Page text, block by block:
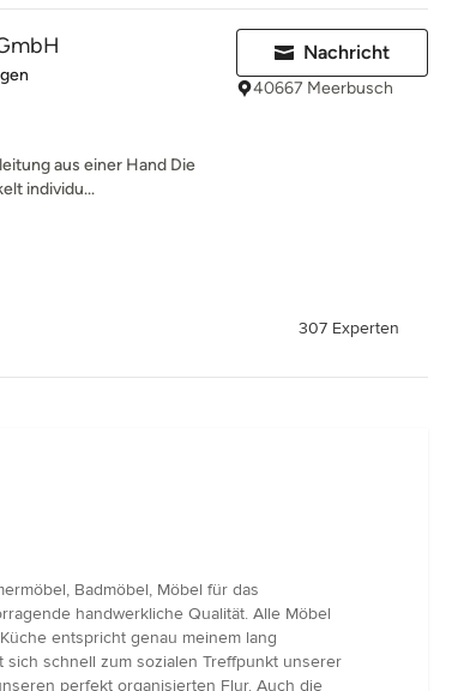
von 5 Sternen
aus einer Hand Die
individu...
Nachricht
40667 Meerbusch
307 Experten
Badmöbel, Möbel für das
handwerkliche Qualität. Alle Möbel
entspricht genau meinem lang
sich schnell zum sozialen Treffpunkt unserer
perfekt organisierten Flur. Auch die